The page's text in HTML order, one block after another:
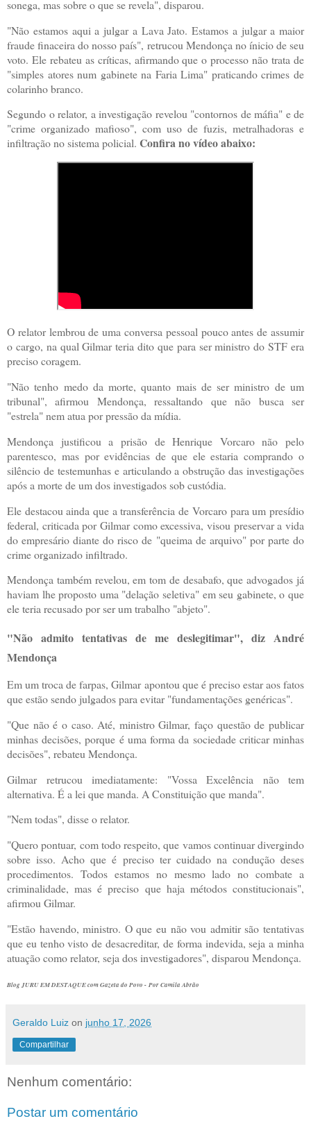
sonega, mas sobre o que se revela", disparou.
"Não estamos aqui a julgar a Lava Jato. Estamos a julgar a maior
fraude finaceira do nosso país", retrucou Mendonça no ínicio de seu
voto. Ele rebateu as críticas, afirmando que o processo não trata de
"simples atores num gabinete na Faria Lima" praticando crimes de
colarinho branco.
Segundo o relator, a investigação revelou "contornos de máfia" e de
"crime organizado mafioso", com uso de fuzis, metralhadoras e
infiltração no sistema policial. Confira no vídeo abaixo:
O relator lembrou de uma conversa pessoal pouco antes de assumir
o cargo, na qual Gilmar teria dito que para ser ministro do STF era
preciso coragem.
"Não tenho medo da morte, quanto mais de ser ministro de um
tribunal", afirmou Mendonça, ressaltando que não busca ser
"estrela" nem atua por pressão da mídia.
Mendonça justificou a prisão de Henrique Vorcaro não pelo
parentesco, mas por evidências de que ele estaria comprando o
silêncio de testemunhas e articulando a obstrução das investigações
após a morte de um dos investigados sob custódia.
Ele destacou ainda que a transferência de Vorcaro para um presídio
federal, criticada por Gilmar como excessiva, visou preservar a vida
do empresário diante do risco de "queima de arquivo" por parte do
crime organizado infiltrado.
Mendonça também revelou, em tom de desabafo, que advogados já
haviam lhe proposto uma "delação seletiva" em seu gabinete, o que
ele teria recusado por ser um trabalho "abjeto".
"Não admito tentativas de me deslegitimar", diz André
Mendonça
Em um troca de farpas, Gilmar apontou que é preciso estar aos fatos
que estão sendo julgados para evitar "fundamentações genéricas".
"Que não é o caso. Até, ministro Gilmar, faço questão de publicar
minhas decisões, porque é uma forma da sociedade criticar minhas
decisões", rebateu Mendonça.
Gilmar retrucou imediatamente: "Vossa Excelência não tem
alternativa. É a lei que manda. A Constituição que manda".
"Nem todas", disse o relator.
"Quero pontuar, com todo respeito, que vamos continuar divergindo
sobre isso. Acho que é preciso ter cuidado na condução deses
procedimentos. Todos estamos no mesmo lado no combate a
criminalidade, mas é preciso que haja métodos constitucionais",
afirmou Gilmar.
"Estão havendo, ministro. O que eu não vou admitir são tentativas
que eu tenho visto de desacreditar, de forma indevida, seja a minha
atuação como relator, seja dos investigadores", disparou Mendonça.
Blog JURU EM DESTAQUE com Gazeta do Povo - PorCamila Abrão
Geraldo Luiz on junho 17, 2026
Compartilhar
Nenhum comentário:
Postar um comentário